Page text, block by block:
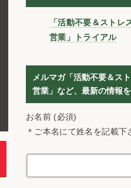
「活動不要＆ストレ
営業」トライアル
メルマガ「活動不要＆ス
営業」など、最新の情報
お名前 (必須)
＊ご本名にて姓名を記載下